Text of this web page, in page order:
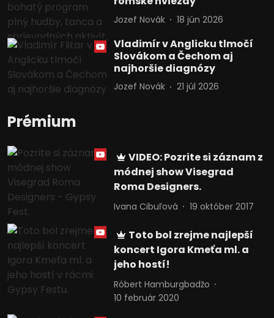
Jozef Novák 18 jún 2026
Vladimír v Anglicku tlmočí
Slovákom a Čechom aj
najhoršie diagnózy
Jozef Novák 21 júl 2026
Prémium
VIDEO: Pozrite si záznam z
módnej show Visegrad
Roma Designers.
Ivana Cibuľová 19 október 2017
Toto bol zrejme najlepší
koncert Igora Kmeťa ml. a
jeho hostí!
Róbert Hamburgbadžo
10 február 2020